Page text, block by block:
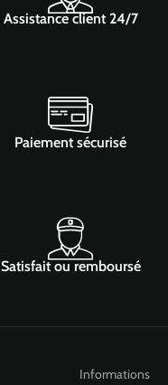
Assistance client 24/7
Paiement sécurisé
Satisfait ou remboursé
Informations